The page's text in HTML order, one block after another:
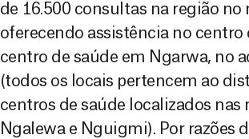
de 16.500 consultas na região
oferecendo assistência no
centro de saúde em Ngarwa, no
(todos os locais pertencem ao
centros de saúde localizados
Ngalewa e Nguigmi). Por razões